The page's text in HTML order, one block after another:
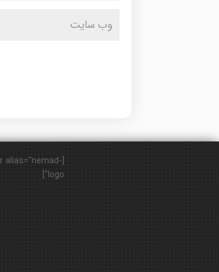
alias="nemad-
logo"]